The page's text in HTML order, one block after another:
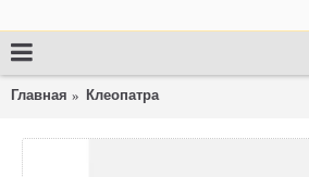
Главная Клеопатра